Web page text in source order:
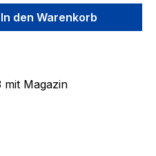
den
In den Warenkorb
mit Magazin